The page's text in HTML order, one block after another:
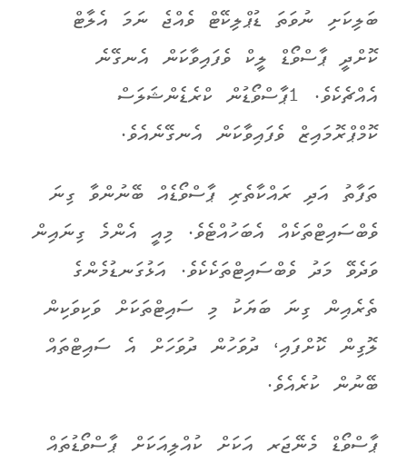
ބަލިކަށި ނުވަތަ ޑުޕްލިކޭޓް ވެއްޖެ ނަމަ އެލާޓް
ކޮށްދީ ޕާސްވޯޑް ލީކް ވެފައިވާކަން އެނގޭނެ
އެއްޗެކެވެ. 1ޕާސްވޯޑުން ކްރެޑެންޝަލަސް
ކޮމްޕްރޮމައިޒް ވެފައިވާކަން އެނގޭނެއެވެ.
ތަފާތު އަދި ރައްކާތެރި ޕާސްވޯޑެއް ބޭނުންވާ ގިނަ
ވެބްސައިޓްތަކެއް އެބަހުއްޓެވެ. މިއީ އެންމެ ގިނައިން
ވަދެވޭ މަދު ވެބްސައިޓްތަކެކެވެ. އަޅުގަނޑުމެންގެ
ތެރެއިން ގިނަ ބަޔަކު މި ސައިޓްތަކަށް ވަކިވަކިން
ލޮގިން ކޮށްފައި، ދުވަހުން ދުވަހަށް އެ ސައިޓްތައް
ބޭނުން ކުރެއެވެ.
ޕާސްވޯޑް މެނޭޖަރ އަކަށް ކުއްލިއަކަށް ޕާސްވޯޑުތައް